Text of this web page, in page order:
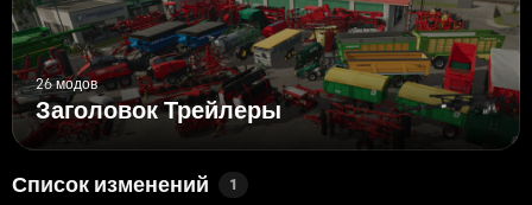
26 модов
Заголовок Трейлеры
Список изменений 1